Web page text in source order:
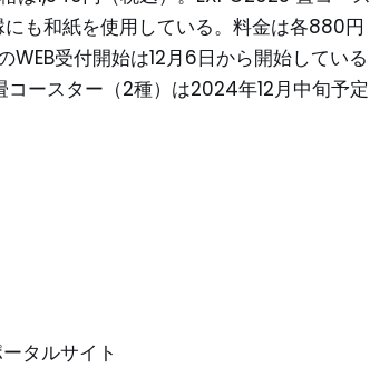
も和紙を使用している。料金は各880円
WEB受付開始は12月6日から開始している
ースター（2種）は2024年12月中旬予定
タルサイト